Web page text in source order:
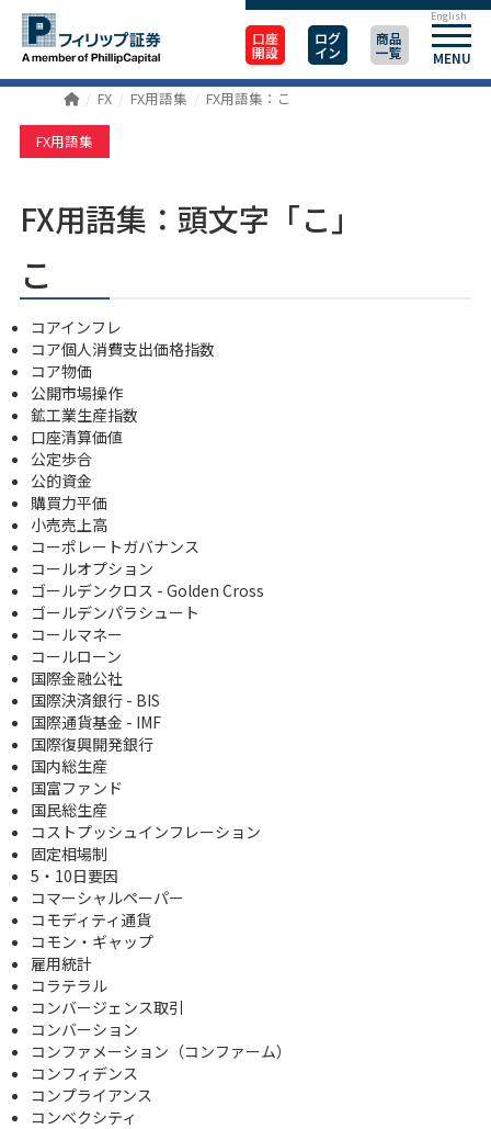
口座
開設
ログ
イン
商品
一覧 MENU
English
FX FX用語集 FX用語集：こ
FX用語集
FX用語集：頭文字「こ」
こ
コアインフレ
コア個人消費支出価格指数
コア物価
公開市場操作
鉱工業生産指数
口座清算価値
公定歩合
公的資金
購買力平価
小売売上高
コーポレートガバナンス
コールオプション
ゴールデンクロス - Golden Cross
ゴールデンパラシュート
コールマネー
コールローン
国際金融公社
国際決済銀行 - BIS
国際通貨基金 - IMF
国際復興開発銀行
国内総生産
国富ファンド
国民総生産
コストプッシュインフレーション
固定相場制
5・10日要因
コマーシャルペーパー
コモディティ通貨
コモン・ギャップ
雇用統計
コラテラル
コンバージェンス取引
コンバーション
コンファメーション（コンファーム）
コンフィデンス
コンプライアンス
コンベクシティ